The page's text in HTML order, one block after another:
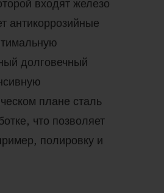
входят железо
антикоррозийные
долговечный
плане сталь
что позволяет
полировку и